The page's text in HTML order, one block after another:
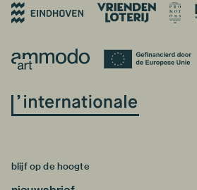
blijf op de hoogte